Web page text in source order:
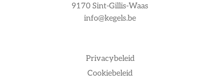
Privacybeleid
Cookiebeleid
9170 Sint-Gillis-Waas
info@kegels.be